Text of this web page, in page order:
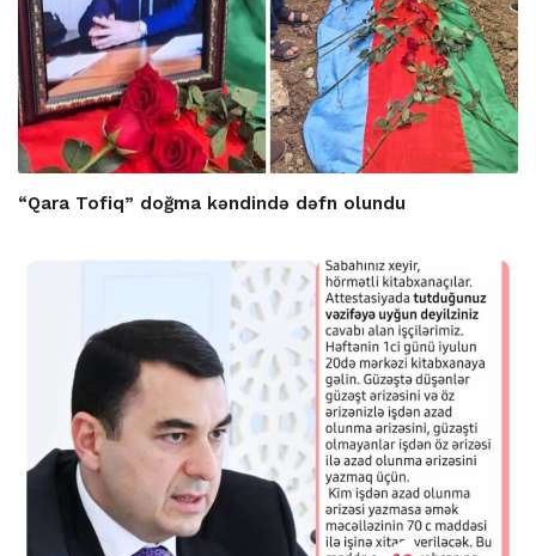
“Qara Tofiq” doğma kəndində dəfn olundu